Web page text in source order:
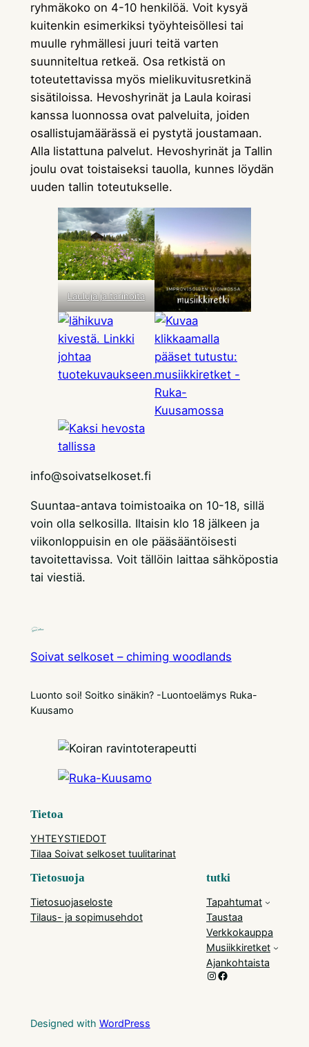
ryhmäkoko on 4-10 henkilöä. Voit kysyä
kuitenkin esimerkiksi työyhteisöllesi tai
muulle ryhmällesi juuri teitä varten
suunniteltua retkeä. Osa retkistä on
toteutettavissa myös mielikuvitusretkinä
sisätiloissa. Hevoshyrinät ja Laula koirasi
kanssa luonnossa ovat palveluita, joiden
osallistujamäärässä ei pystytä joustamaan.
Alla listattuna palvelut. Hevoshyrinät ja Tallin
joulu ovat toistaiseksi tauolla, kunnes löydän
uuden tallin toteutukselle.
Lauluja ja tarinoita
info@soivatselkoset.fi
Suuntaa-antava toimistoaika on 10-18, sillä
voin olla selkosilla. Iltaisin klo 18 jälkeen ja
viikonloppuisin en ole pääsääntöisesti
tavoitettavissa. Voit tällöin laittaa sähköpostia
tai viestiä.
Soivat selkoset – chiming woodlands
Luonto soi! Soitko sinäkin? -Luontoelämys Ruka-
Kuusamo
Tietoa
YHTEYSTIEDOT
Tilaa Soivat selkoset tuulitarinat
Tietosuoja
Tietosuojaseloste
Tilaus- ja sopimusehdot
tutki
Tapahtumat
Taustaa
Verkkokauppa
Musiikkiretket
Ajankohtaista
Instagram Facebook
Designed with WordPress